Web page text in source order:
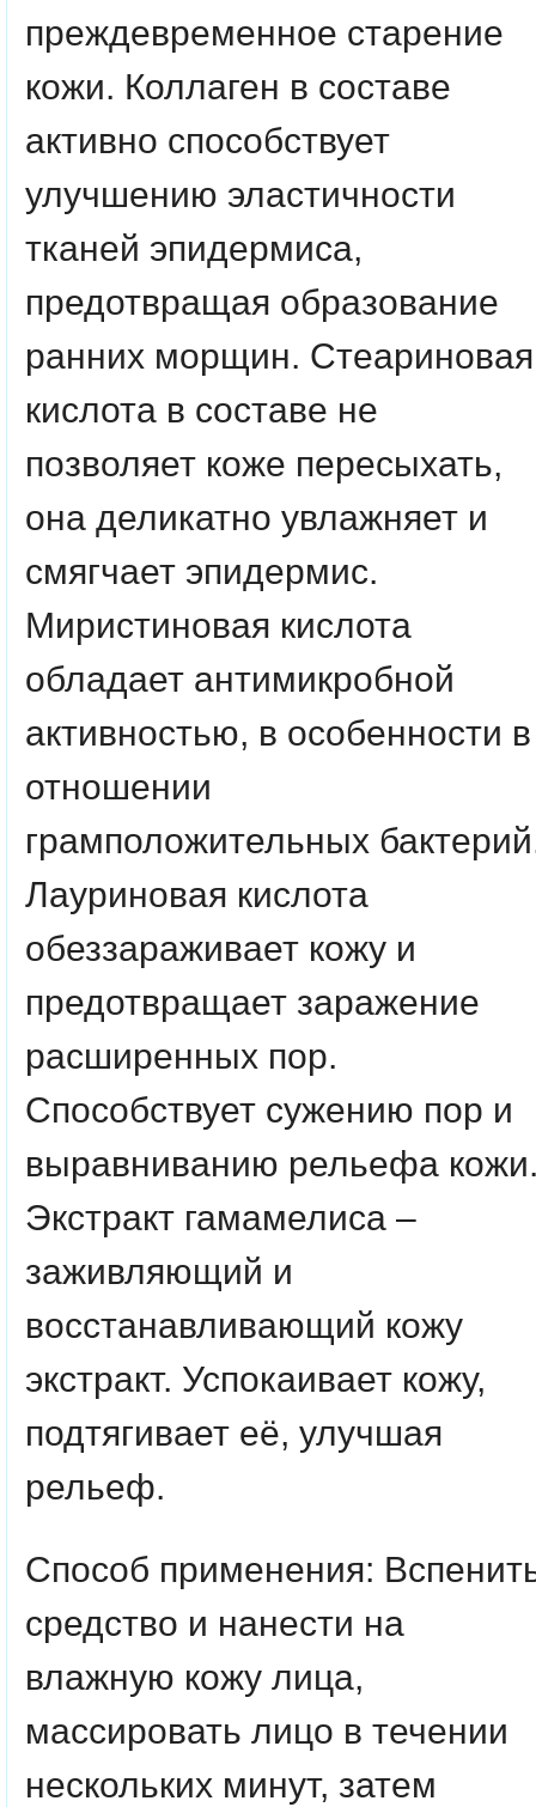
преждевременное старение
кожи. Коллаген в составе
активно способствует
улучшению эластичности
тканей эпидермиса,
предотвращая образование
ранних морщин. Стеариновая
кислота в составе не
позволяет коже пересыхать,
она деликатно увлажняет и
смягчает эпидермис.
Миристиновая кислота
обладает антимикробной
активностью, в особенности в
отношении
грамположительных
Лауриновая кислота
обеззараживает кожу и
предотвращает заражение
расширенных пор.
Способствует сужению пор и
выравниванию рельефа
Экстракт гамамелиса –
заживляющий и
восстанавливающий кожу
экстракт. Успокаивает кожу,
подтягивает её, улучшая
рельеф.
Способ применения:
средство и нанести на
влажную кожу лица,
массировать лицо в течении
нескольких минут, затем